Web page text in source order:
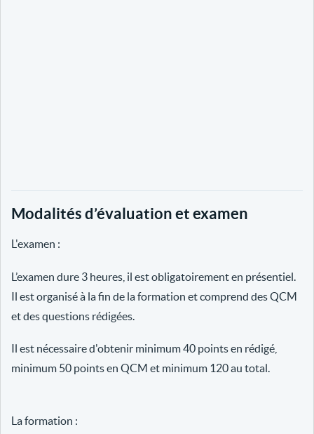
Modalités d’évaluation et examen
L'examen :
L’examen dure 3 heures, il est obligatoirement en présentiel.
Il est organisé à la fin de la formation et comprend des QCM
et des questions rédigées.
Il est nécessaire d'obtenir minimum 40 points en rédigé,
minimum 50 points en QCM et minimum 120 au total.
La formation :